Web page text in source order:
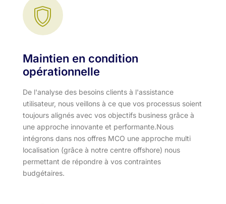
Maintien en condition
opérationnelle
De l'analyse des besoins clients à l'assistance
utilisateur, nous veillons à ce que vos processus soient
toujours alignés avec vos objectifs business grâce à
une approche innovante et performante.​ Nous
intégrons dans nos offres MCO une approche multi
localisation (grâce à notre centre offshore) nous
permettant de répondre à vos contraintes
budgétaires.